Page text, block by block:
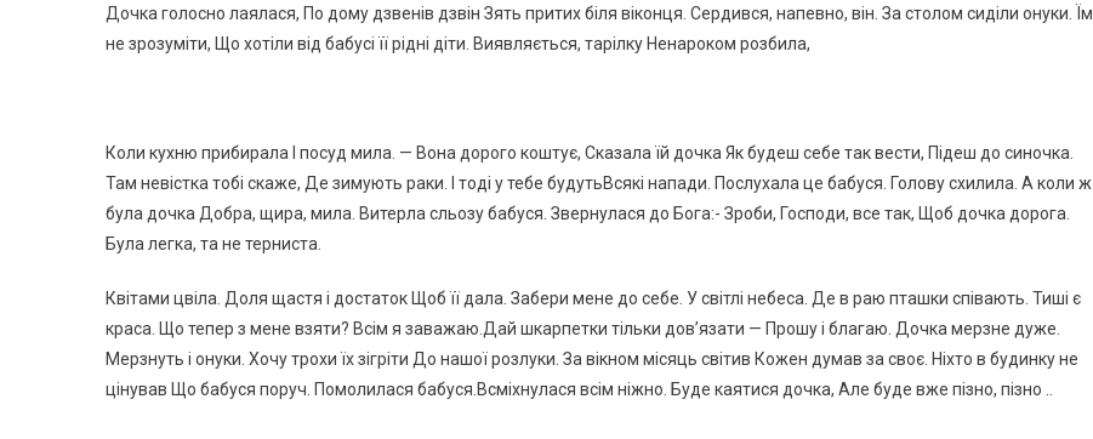
Дочка голосно лаялася, По дому дзвенів дзвін Зять притих біля віконця. Сердився, напевно, він. За столом сиділи онуки. Їм
не зрозуміти, Що хотіли від бабусі її рідні діти. Виявляється, тарілку Ненароком розбила,
Коли кухню прибирала І посуд мила. — Вона дорого коштує, Сказала їй дочка Як будеш себе так вести, Підеш до синочка.
Там невістка тобі скаже, Де зимують раки. І тоді у тебе будутьВсякі напади. Послухала це бабуся. Голову схилила. А коли ж
була дочка Добра, щира, мила. Витерла сльозу бабуся. Звернулася до Бога:- Зроби, Господи, все так, Щоб дочка дорога.
Була легка, та не терниста.
Квітами цвіла. Доля щастя і достаток Щоб її дала. Забери мене до себе. У світлі небеса. Де в раю пташки співають. Тиші є
краса. Що тепер з мене взяти? Всім я заважаю.Дай шкарпетки тільки дов’язати — Прошу і благаю. Дочка мерзне дуже.
Мерзнуть і онуки. Хочу трохи їх зігріти До нашої розлуки. За вікном місяць світив Кожен думав за своє. Ніхто в будинку не
цінував Що бабуся поруч. Помолилася бабуся.Всміхнулася всім ніжно. Буде каятися дочка, Але буде вже пізно, пізно ..